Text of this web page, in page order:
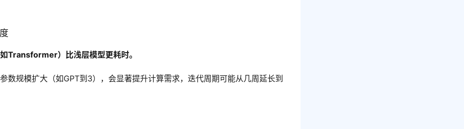
Transformer）比浅层模型更耗时。
数规模扩大（如GPT到3），会显著提升计算需求，迭代周期可能从几周延长到